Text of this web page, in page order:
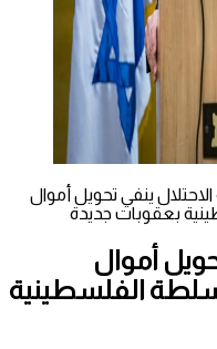
الاحتلال ينفي تحويل أموال
بعقوبات جديدة
أموال
الفلسطينية